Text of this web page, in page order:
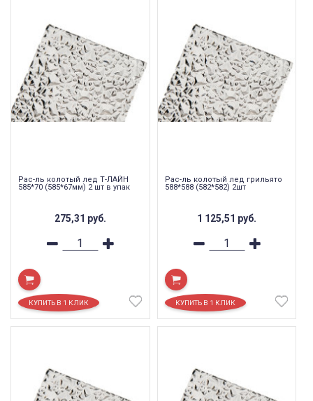
Рас-ль колотый лед Т-ЛАЙН
585*70 (585*67мм) 2 шт в упак
275,31 руб.
Рас-ль колотый лед грильято
588*588 (582*582) 2шт
1 125,51 руб.